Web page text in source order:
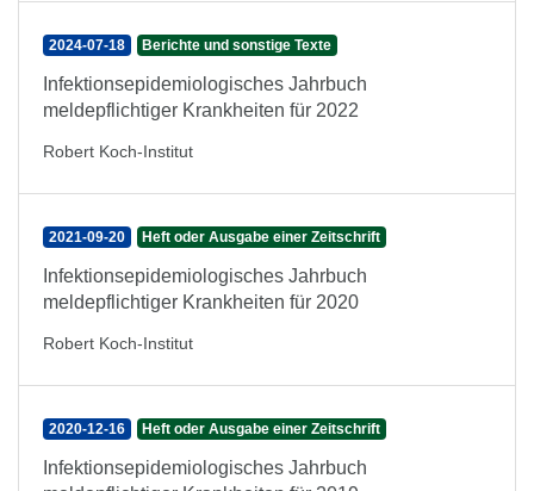
2024-07-18 Berichte und sonstige Texte
Infektionsepidemiologisches Jahrbuch
meldepflichtiger Krankheiten für 2022
Robert Koch-Institut
2021-09-20 Heft oder Ausgabe einer Zeitschrift
Infektionsepidemiologisches Jahrbuch
meldepflichtiger Krankheiten für 2020
Robert Koch-Institut
2020-12-16 Heft oder Ausgabe einer Zeitschrift
Infektionsepidemiologisches Jahrbuch